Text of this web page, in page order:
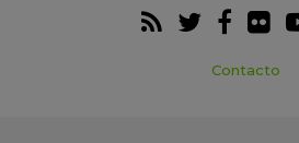
Contacto